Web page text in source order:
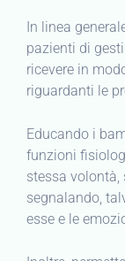
In linea
pazienti di
ricevere in
riguardanti le
Educando i
funzioni
stessa
segnalando,
esse e le